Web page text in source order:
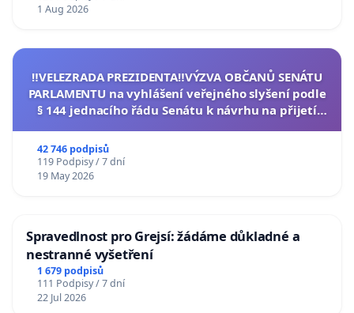
1 Aug 2026
‼️VELEZRADA PREZIDENTA‼️VÝZVA OBČANŮ SENÁTU
PARLAMENTU na vyhlášení veřejného slyšení podle
§ 144 jednacího řádu Senátu k návrhu na přijetí
42 746 podpisů
119 Podpisy / 7 dní
19 May 2026
Spravedlnost pro Grejsí: žádáme důkladné a
nestranné vyšetření
1 679 podpisů
111 Podpisy / 7 dní
22 Jul 2026